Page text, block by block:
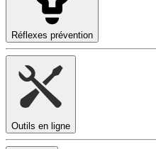
Réflexes prévention
Outils en ligne